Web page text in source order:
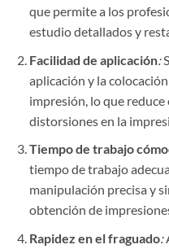
que permite a los
estudio detallados y
Facilidad de aplicación:
aplicación y la
impresión, lo que
distorsiones en la
Tiempo de trabajo
tiempo de trabajo
manipulación precisa y
obtención de
Rapidez en el fraguado: